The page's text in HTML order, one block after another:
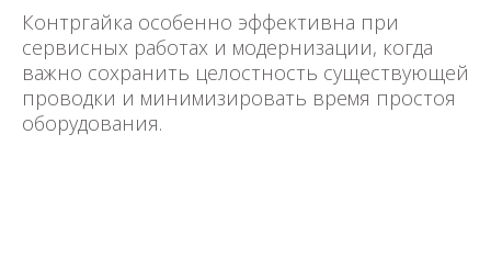
Контргайка особенно эффективна при
сервисных работах и модернизации, когда
важно сохранить целостность существующей
проводки и минимизировать время простоя
оборудования.